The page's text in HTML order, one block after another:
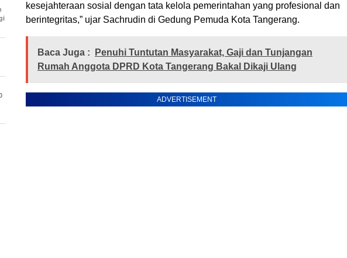
kesejahteraan sosial dengan tata kelola pemerintahan yang profesional dan
berintegritas,” ujar Sachrudin di Gedung Pemuda Kota Tangerang.
Baca Juga :
Penuhi Tuntutan Masyarakat, Gaji dan Tunjangan
Rumah Anggota DPRD Kota Tangerang Bakal Dikaji Ulang
ADVERTISEMENT